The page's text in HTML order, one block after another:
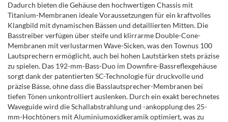
Dadurch bieten die Gehäuse den hochwertigen Chassis mit
Titanium-Membranen ideale Voraussetzungen für ein kraftvolles
Klangbild mit dynamischen Bässen und detaillierten Mitten. Die
Basstreiber verfügen über steife und klirrarme Double-Cone-
Membranen mit verlustarmen Wave-Sicken, was den Townus 100
Lautsprechern ermöglicht, auch bei hohen Lautstärken stets präzise
zu spielen. Das 192-mm-Bass-Duo im Downfire-Bassreflexgehäuse
sorgt dank der patentierten SC-Technologie für druckvolle und
präzise Bässe, ohne dass die Basslautsprecher-Membranen bei
tiefen Tönen unkontrolliert auslenken. Durch ein exakt berechnetes
Waveguide wird die Schallabstrahlung und -ankopplung des 25-
mm-Hochtöners mit Aluminiumoxidkeramik optimiert, was zu